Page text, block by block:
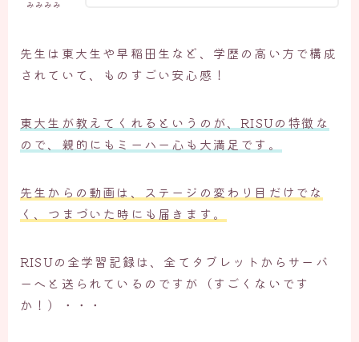
みみみみ
先生は東大生や早稲田生など、学歴の高い方で構成
されていて、ものすごい安心感！
東大生が教えてくれるというのが、RISUの特徴な
ので、親的にもミーハー心も大満足です。
先生からの動画は、ステージの変わり目だけでな
く、つまづいた時にも届きます。
RISUの全学習記録は、全てタブレットからサーバ
ーへと送られているのですが（すごくないです
か！）・・・